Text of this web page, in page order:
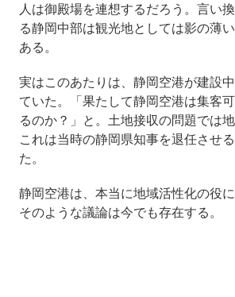
人は御殿場を連想するだろう。言い
る静岡中部は観光地としては影の薄
ある。
実はこのあたりは、静岡空港が建設
ていた。「果たして静岡空港は集客
るのか？」と。土地接収の問題では地
これは当時の静岡県知事を退任させ
た。
静岡空港は、本当に地域活性化の役
そのような議論は今でも存在する。